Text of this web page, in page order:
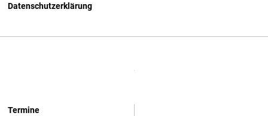
Datenschutzerklärung
Termine